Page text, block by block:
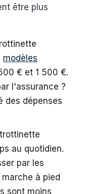
être plus
modèles
€ et 1 500 €.
l'assurance ?
des dépenses
au quotidien.
par les
à pied
sont moins